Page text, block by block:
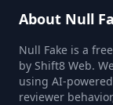
About Null
Null Fake is a
by Shift8 Web.
using AI-
reviewer